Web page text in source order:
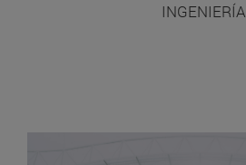
INGENIERÍA